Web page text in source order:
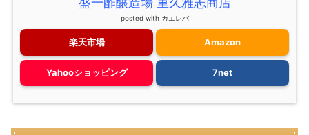
posted with カエレバ
楽天市場 Amazon
Yahooショッピング 7net